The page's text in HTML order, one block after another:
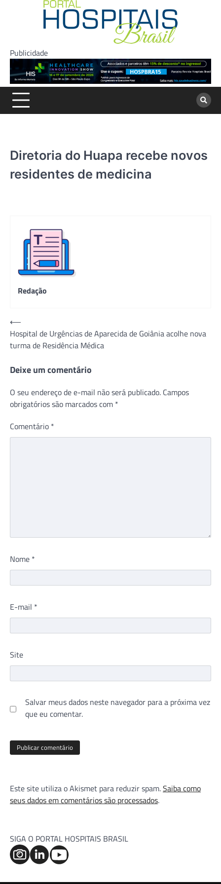
Publicidade
Diretoria do Huapa recebe novos
residentes de medicina
Redação
Navegação
de
Post
⟵
Hospital de Urgências de Aparecida de Goiânia acolhe nova
turma de Residência Médica
Deixe um comentário
O seu endereço de e-mail não será publicado. Campos
obrigatórios são marcados com *
Comentário *
Nome *
E-mail *
Site
Salvar meus dados neste navegador para a próxima vez
que eu comentar.
Este site utiliza o Akismet para reduzir spam.Saiba como
seus dados em comentários são processados.
SIGA O PORTAL HOSPITAIS BRASIL